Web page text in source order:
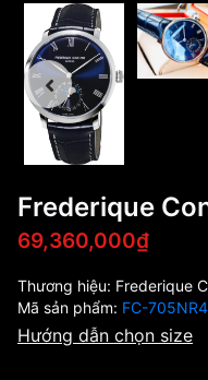
Frederique
69,360,000₫
Thương hiệu: Frederique
Mã sản phẩm: FC-
Hướng dẫn chọn size